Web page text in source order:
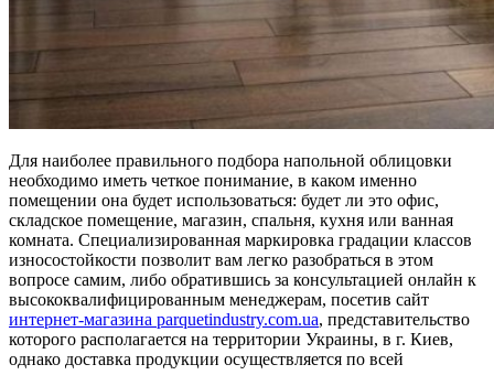
Для наиболее правильного подбора напольной облицовки
необходимо иметь четкое понимание, в каком именно
помещении она будет использоваться: будет ли это офис,
складское помещение, магазин, спальня, кухня или ванная
комната. Специализированная маркировка градации классов
износостойкости позволит вам легко разобраться в этом
вопросе самим, либо обратившись за консультацией онлайн к
высококвалифицированным менеджерам, посетив сайт
интернет-магазина parquetindustry.com.ua, представительство
которого располагается на территории Украины, в г. Киев,
однако доставка продукции осуществляется по всей